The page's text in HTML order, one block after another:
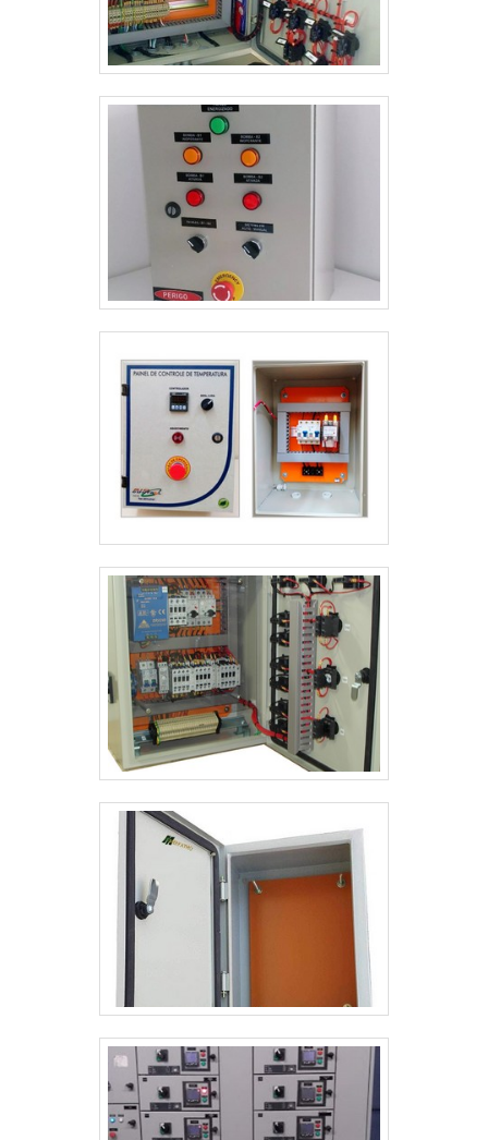
especializados e instalações modernas e em bom
estado, conquistando então a confiança de todos.A
Bevilacqua Eletrotécnica é uma empresa que tem sido
preferência no segmento pela idoneidade em tudo
que faz onde garante a melhor experiência de todos